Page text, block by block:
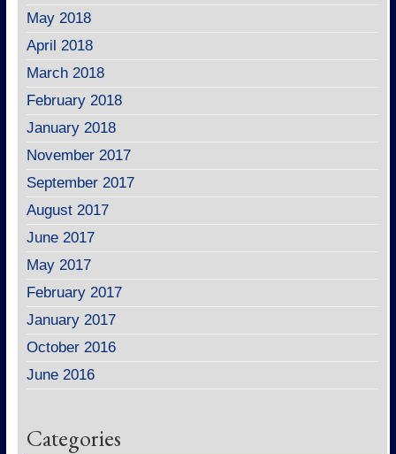
May 2018
April 2018
March 2018
February 2018
January 2018
November 2017
September 2017
August 2017
June 2017
May 2017
February 2017
January 2017
October 2016
June 2016
Categories